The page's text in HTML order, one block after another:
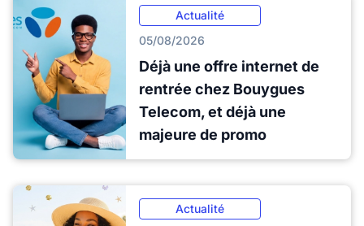
Actualité
05/08/2026
Déjà une offre internet de
rentrée chez Bouygues
Telecom, et déjà une
majeure de promo
Actualité